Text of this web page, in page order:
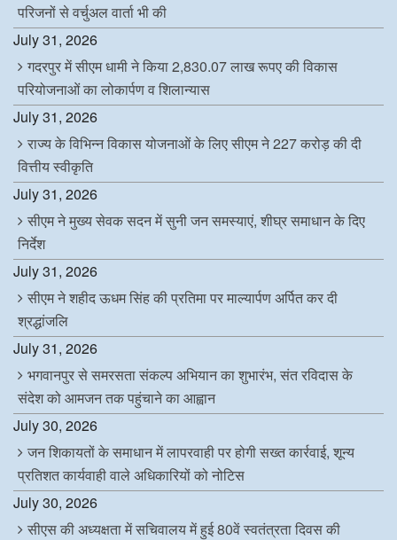
परिजनों से वर्चुअल वार्ता भी की
July 31, 2026
गदरपुर में सीएम धामी ने किया 2,830.07 लाख रूपए की विकास
परियोजनाओं का लोकार्पण व शिलान्यास
July 31, 2026
राज्य के विभिन्न विकास योजनाओं के लिए सीएम ने 227 करोड़ की दी
वित्तीय स्वीकृति
July 31, 2026
सीएम ने मुख्य सेवक सदन में सुनी जन समस्याएं, शीघ्र समाधान के दिए
निर्देश
July 31, 2026
सीएम ने शहीद ऊधम सिंह की प्रतिमा पर माल्यार्पण अर्पित कर दी
श्रद्धांजलि
July 31, 2026
भगवानपुर से समरसता संकल्प अभियान का शुभारंभ, संत रविदास के
संदेश को आमजन तक पहुंचाने का आह्वान
July 30, 2026
जन शिकायतों के समाधान में लापरवाही पर होगी सख्त कार्रवाई, शून्य
प्रतिशत कार्यवाही वाले अधिकारियों को नोटिस
July 30, 2026
सीएस की अध्यक्षता में सचिवालय में हुई 80वें स्वतंत्रता दिवस की